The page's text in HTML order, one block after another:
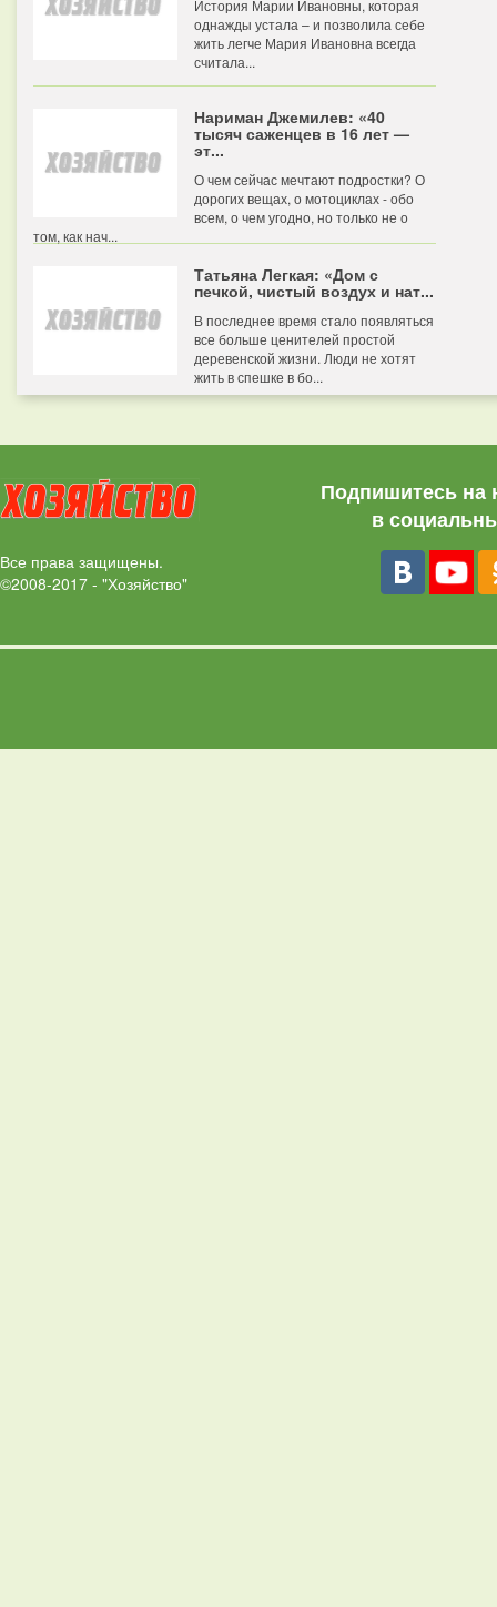
История Марии Ивановны, которая
однажды устала – и позволила себе
жить легче Мария Ивановна всегда
считала...
Нариман Джемилев: «40
тысяч саженцев в 16 лет —
эт...
О чем сейчас мечтают подростки? О
дорогих вещах, о мотоциклах - обо
всем, о чем угодно, но только не о
том, как нач...
Татьяна Легкая: «Дом с
печкой, чистый воздух и нат...
В последнее время стало появляться
все больше ценителей простой
деревенской жизни. Люди не хотят
жить в спешке в бо...
Все права защищены.
©2008-2017 - "Хозяйство"
Подпишитесь на
в